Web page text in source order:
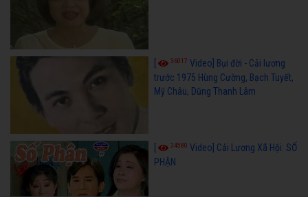
36017 Video] Bụi đời - Cải lương
trước 1975 Hùng Cường, Bạch Tuyết,
Mỹ Châu, Dũng Thanh Lâm
34580 Video] Cải Lương Xã Hội: SỐ
PHẬN